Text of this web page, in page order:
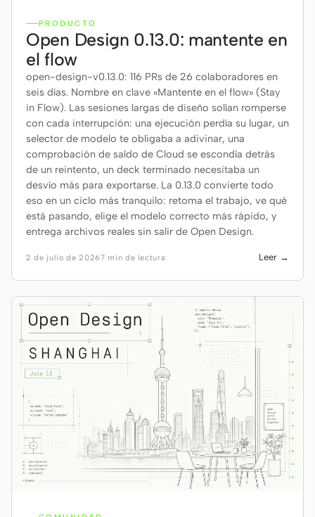
PRODUCTO
Open Design 0.13.0: mantente en
el flow
open-design-v0.13.0: 116 PRs de 26 colaboradores en
seis días. Nombre en clave «Mantente en el flow» (Stay
in Flow). Las sesiones largas de diseño solían romperse
con cada interrupción: una ejecución perdía su lugar, un
selector de modelo te obligaba a adivinar, una
comprobación de saldo de Cloud se escondía detrás
de un reintento, un deck terminado necesitaba un
desvío más para exportarse. La 0.13.0 convierte todo
eso en un ciclo más tranquilo: retoma el trabajo, ve qué
está pasando, elige el modelo correcto más rápido, y
entrega archivos reales sin salir de Open Design.
2 de julio de 20267 min de lectura Leer →